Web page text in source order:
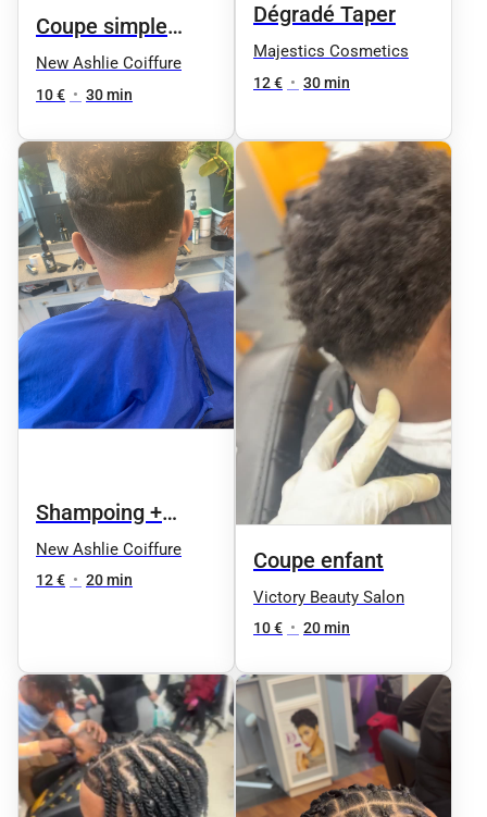
Coupe simple
taper
New Ashlie Coiffure
10 € • 30 min
Dégradé Taper
Majestics Cosmetics
12 € • 30 min
Shampoing +
coupe
New Ashlie Coiffure
12 € • 20 min
Coupe enfant
Victory Beauty Salon
10 € • 20 min